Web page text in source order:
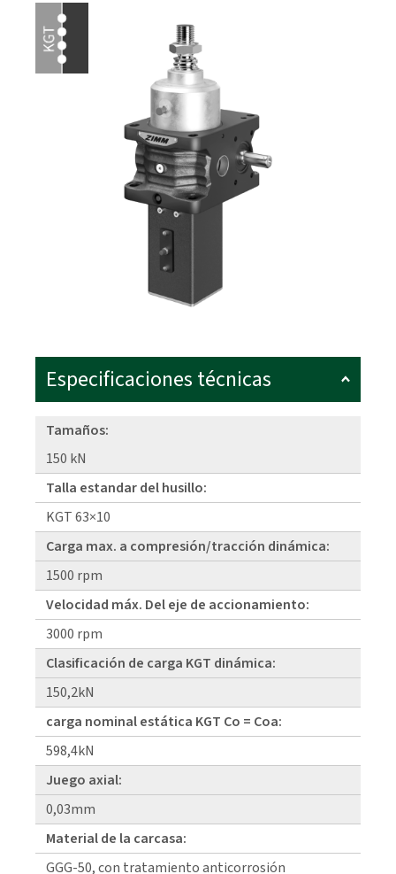
Especificaciones técnicas
Tamaños:
150 kN
Talla estandar del husillo:
KGT 63×10
Carga max. a compresión/tracción dinámica:
1500 rpm
Velocidad máx. Del eje de accionamiento:
3000 rpm
Clasificación de carga KGT dinámica:
150,2kN
carga nominal estática KGT Co = Coa:
598,4kN
Juego axial:
0,03mm
Material de la carcasa:
GGG-50, con tratamiento anticorrosión